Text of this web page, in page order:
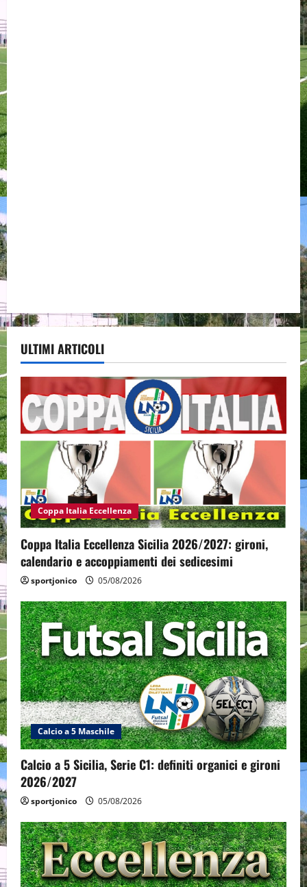
ULTIMI ARTICOLI
Coppa Italia Eccellenza
Coppa Italia Eccellenza Sicilia 2026/2027: gironi,
calendario e accoppiamenti dei sedicesimi
sportjonico 05/08/2026
Calcio a 5 Maschile
Calcio a 5 Sicilia, Serie C1: definiti organici e gironi
2026/2027
sportjonico 05/08/2026